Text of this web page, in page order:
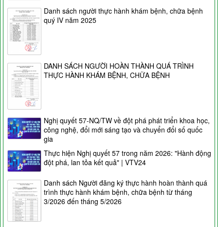
Danh sách người thực hành khám bệnh, chữa bệnh
quý IV năm 2025
DANH SÁCH NGƯỜI HOÀN THÀNH QUÁ TRÌNH
THỰC HÀNH KHÁM BỆNH, CHỮA BỆNH
Nghị quyết 57-NQ/TW về đột phá phát triển khoa học,
công nghệ, đổi mới sáng tạo và chuyển đổi số quốc
gia
Thực hiện Nghị quyết 57 trong năm 2026: "Hành động
đột phá, lan tỏa kết quả" | VTV24
Danh sách Người đăng ký thực hành hoàn thành quá
trình thực hành khám bệnh, chữa bệnh từ tháng
3/2026 đến tháng 5/2026